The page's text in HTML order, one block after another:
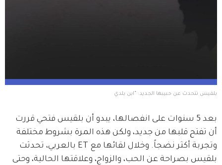
بلقيس تتحدث عن حبيبها الجديد: “ابن بلدي
بعد 5 سنوات على انفصالها، يبدو أن بلقيس فتحي قررت
أن تفتح قلبها من جديد، ولكن هذه المرة بشروط مختلفة
وتجربة أكثر نضجاً. وخلال لقائها مع ET بالعربي، تحدثت
بلقيس بصراحة عن الحب، والزواج، وعلاقتها الحالية، وحتى